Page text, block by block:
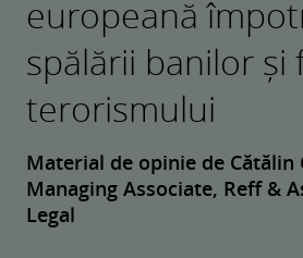
europeană
spălării banilor și
terorismului
Material de opinie de Cătălin
Managing Associate, Reff &
Legal